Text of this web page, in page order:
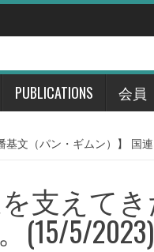
PUBLICATIONS 会員
基文（パン・ギムン）】 国
支えてき
(15/5/2023)